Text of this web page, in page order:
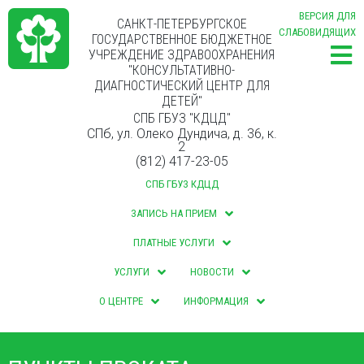
САНКТ-ПЕТЕРБУРГСКОЕ
ГОСУДАРСТВЕННОЕ БЮДЖЕТНОЕ
УЧРЕЖДЕНИЕ ЗДРАВООХРАНЕНИЯ
"КОНСУЛЬТАТИВНО-
ДИАГНОСТИЧЕСКИЙ ЦЕНТР ДЛЯ
ДЕТЕЙ"
СПБ ГБУЗ "КДЦД"
СПб, ул. Олеко Дундича, д. 36, к.
2
(812) 417-23-05
СПБ ГБУЗ КДЦД
ЗАПИСЬ НА ПРИЕМ
ПЛАТНЫЕ УСЛУГИ
УСЛУГИ НОВОСТИ
О ЦЕНТРЕ ИНФОРМАЦИЯ
ВЕРСИЯ ДЛЯ
СЛАБОВИДЯЩИХ